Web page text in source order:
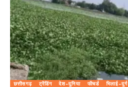
छत्तीसगढ़ ट्रेंडिंग देश-दुनिया फीचर्ड भिलाई-दुर्ग